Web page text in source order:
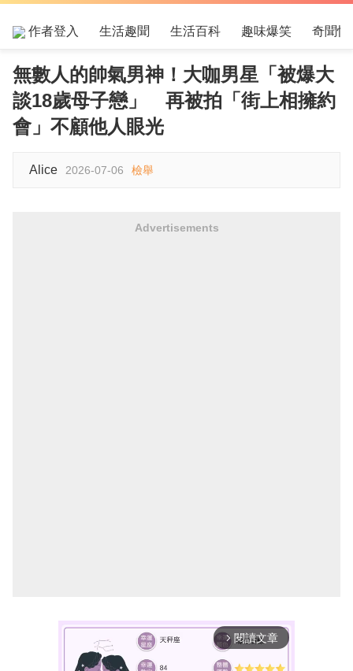
作者登入 生活趣聞 生活百科 趣味爆笑 奇聞怪
無數人的帥氣男神！大咖男星「被爆大
談18歲母子戀」 再被拍「街上相擁約
會」不顧他人眼光
Alice 2026-07-06 檢舉
Advertisements
arrow_forward_ios 閱讀文章